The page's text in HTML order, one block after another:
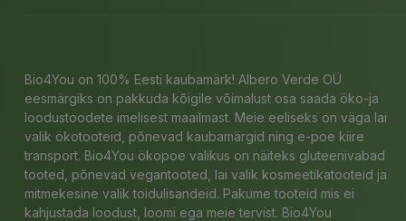
Bio4You on 100% Eesti kaubamärk! Albero Verde OÜ
eesmärgiks on pakkuda kõigile võimalust osa saada öko-ja
loodustoodete imelisest maailmast. Meie eeliseks on väga lai
valik ökotooteid, põnevad kaubamärgid ning e-poe kiire
transport. Bio4You ökopoe valikus on näiteks gluteenivabad
tooted, põnevad vegantooted, lai valik kosmeetikatooteid ja
mitmekesine valik toidulisandeid. Pakume tooteid mis ei
kahjustada loodust, loomi ega meie tervist. Bio4You